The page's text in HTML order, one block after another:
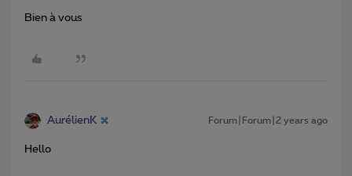
Bien à vous
AurélienK Forum|Forum|2 years ago
Hello